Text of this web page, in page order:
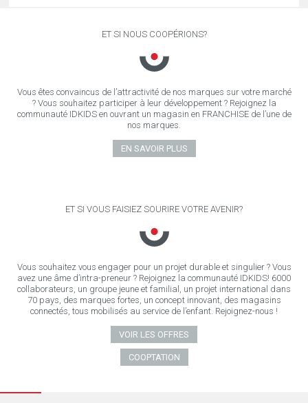
ET SI NOUS COOPÉRIONS?
Vous êtes convaincus de l’attractivité de nos marques sur votre marché
? Vous souhaitez participer à leur développement ? Rejoignez la
communauté IDKIDS en ouvrant un magasin en FRANCHISE de l’une de
nos marques.
EN SAVOIR PLUS
ET SI VOUS FAISIEZ SOURIRE VOTRE AVENIR?
Vous souhaitez vous engager pour un projet durable et singulier ? Vous
avez une âme d’intra-preneur ? Rejoignez la communauté IDKIDS! 6000
collaborateurs, un groupe jeune et familial, un projet international dans
70 pays, des marques fortes, un concept innovant, des magasins
connectés, tous mobilisés au service de l’enfant. Rejoignez-nous !
VOIR LES OFFRES
COOPTATION